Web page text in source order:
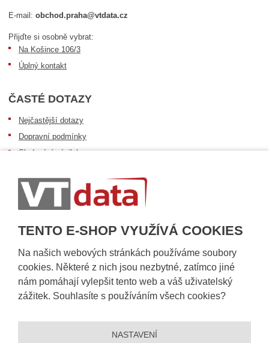
TENTO E-SHOP VYUŽÍVÁ COOKIES
Na našich webových stránkách používáme soubory
cookies. Některé z nich jsou nezbytné, zatímco jiné
nám pomáhají vylepšit tento web a váš uživatelský
zážitek. Souhlasíte s používáním všech cookies?
NASTAVENÍ
E-mail:obchod.praha@vtdata.cz
Přijďte si osobně vybrat:
Na Košince 106/3
Úplný kontakt
ČASTÉ DOTAZY
Nejčastější dotazy
Dopravní podmínky
Sledování zásilek
Informace k dostupnosti zboží
Obecné informace